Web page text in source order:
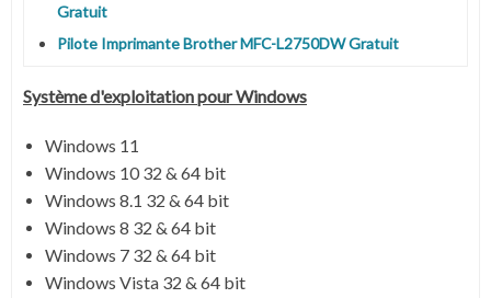
Gratuit
Pilote Imprimante Brother MFC-L2750DW Gratuit
Systèmed'exploitation pour Windows
Windows 11
Windows 10 32 & 64 bit
Windows 8.1 32 & 64 bit
Windows 8 32 & 64 bit
Windows 7 32 & 64 bit
Windows Vista 32 & 64 bit